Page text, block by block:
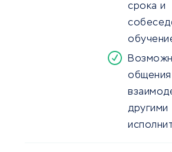
срока и
общения
другими